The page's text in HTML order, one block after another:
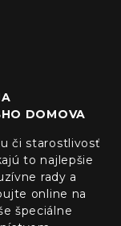
DOMOVA
či starostlivosť
to najlepšie
rady a
online na
špeciálne